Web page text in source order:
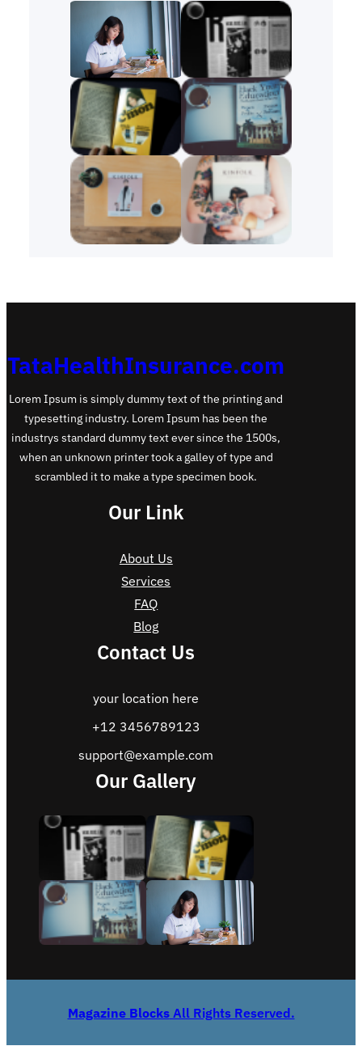
TataHealthInsurance.com
Lorem Ipsum is simply dummy text of the printing and
typesetting industry. Lorem Ipsum has been the
industrys standard dummy text ever since the 1500s,
when an unknown printer took a galley of type and
scrambled it to make a type specimen book.
Our Link
About Us
Services
FAQ
Blog
Contact Us
your location here
+12 3456789123
support@example.com
Our Gallery
Magazine BlocksAll Rights Reserved.